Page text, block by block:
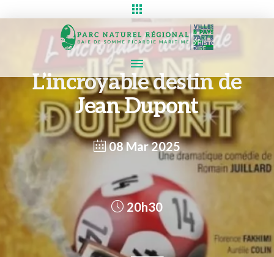
L’incroyable destin de
Jean Dupont
08 Mar 2025
20h30